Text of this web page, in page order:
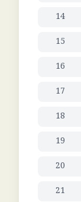
14
15
16
17
18
19
20
21